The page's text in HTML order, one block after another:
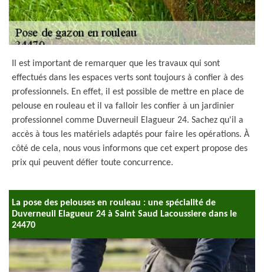
Il est important de remarquer que les travaux qui sont
effectués dans les espaces verts sont toujours à confier à des
professionnels. En effet, il est possible de mettre en place de
pelouse en rouleau et il va falloir les confier à un jardinier
professionnel comme Duverneuil Elagueur 24. Sachez qu'il a
accès à tous les matériels adaptés pour faire les opérations. À
côté de cela, nous vous informons que cet expert propose des
prix qui peuvent défier toute concurrence.
La pose des pelouses en rouleau : une spécialité de
Duverneuil Elagueur 24 à Saint Saud Lacoussiere dans le
24470